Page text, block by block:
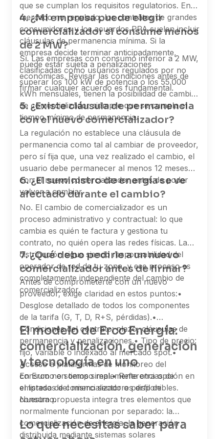
que se cumplan los requisitos regulatorios. En el
mercado no regulado, los contratos de grandes
consumidores y los acuerdos PPA suelen incluir
cláusulas de permanencia mínima. Si la
empresa decide terminar anticipadamente,
puede estar sujeta a penalizaciones
económicas. Revisar las condiciones antes de
firmar cualquier acuerdo es fundamental.
4. ¿Mi empresa puede elegir
comercializador si consume menos
de 2 MW?
Sí. Las empresas con consumo inferior a 2 MW,
clasificadas como usuarios regulados por no
superar los 100 kW de potencia o los 55.000
kWh mensuales, tienen la posibilidad de cambiar
de comercializador siempre que se cumpla el
tiempo mínimo de permanencia.
5. ¿Existe cláusula de permanencia
con el nuevo comercializador?
La regulación no establece una cláusula de
permanencia como tal al cambiar de proveedor,
pero sí fija que, una vez realizado el cambio, el
usuario debe permanecer al menos 12 meses
con el nuevo comercializador antes de poder
volver a cambiar.
6. ¿El suministro de energía se ve
afectado durante el cambio?
No. El cambio de comercializador es un
proceso administrativo y contractual: lo que
cambia es quién te factura y gestiona tu
contrato, no quién opera las redes físicas. La
distribución sigue siendo responsabilidad del
operador de red de tu zona, y ese proceso es
completamente independiente del cambio de
comercializador.
7. ¿Qué debo pedirle a un nuevo
comercializador antes de firmar?
Antes de comprometerte con un nuevo
proveedor, exige claridad en estos puntos:•
Desglose detallado de todos los componentes
de la tarifa (G, T, D, R+S, pérdidas).•
Condiciones del contrato: plazo, cláusulas de
permanencia y penalizaciones.• Tipo de precio:
fijo, variable o indexado al mercado spot.•
Acceso a plataformas de monitoreo del
consumo en tiempo real.• Referencias de
empresas del mismo sector o perfil de
consumo.
El modelo de Erco Energía:
comercialización, generación
y tecnología en uno
En Erco no somos simplemente otra opción en
el listado de comercializadores disponibles.
Nuestra propuesta integra tres elementos que
normalmente funcionan por separado: la
comercialización de energía, la generación
distribuida mediante sistemas solares
Lo que necesitas saber para